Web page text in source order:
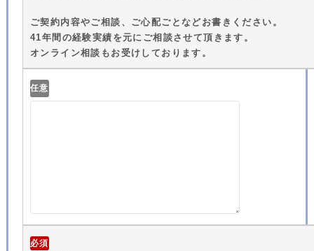
ご契約内容やご相談、ご心配ごとなどお書きください。
41年間の経験実績を元にご相談させて頂きます。
オンライン相談もお受けしております。
任意
必須